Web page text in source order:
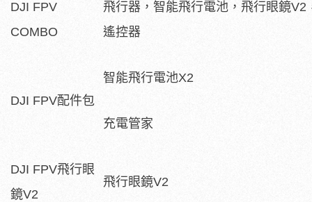
DJI FPV
COMBO
飛行器，智能飛行電池，飛行眼鏡V2
遙控器
DJI FPV配件包
智能飛行電池X2
充電管家
DJI FPV飛行眼
鏡V2
飛行眼鏡V2